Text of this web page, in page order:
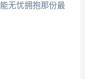
无忧拥抱那份最